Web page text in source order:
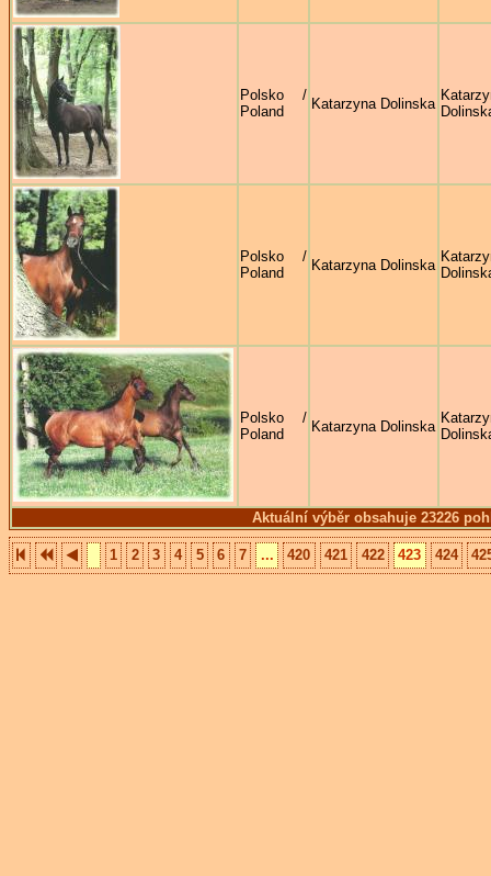
Aktuální výběr obsahuje 23226
Polsko /
Poland
Katarzyna Dolinska
Polsko /
Poland
Katarzyna Dolinska
Polsko /
Poland
Katarzyna Dolinska
1 2 3 4 5 6 7 ... 420 421 422 423 424